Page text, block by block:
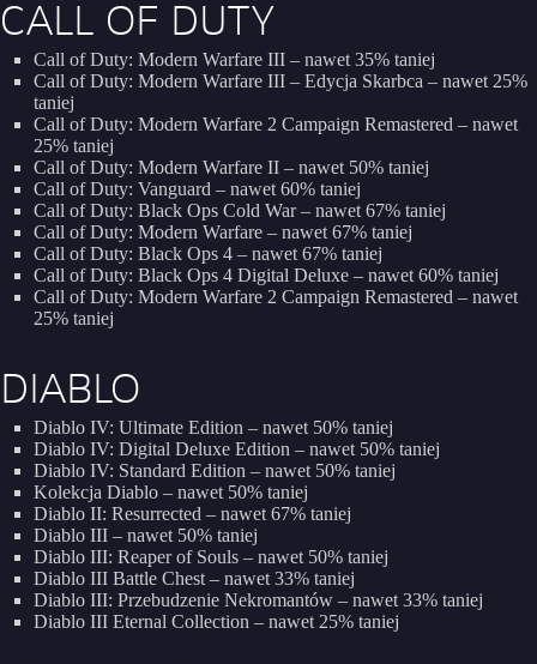
CALL OF DUTY
Call of Duty: Modern Warfare III – nawet 35% taniej
Call of Duty: Modern Warfare III – Edycja Skarbca – nawet 25%
taniej
Call of Duty: Modern Warfare 2 Campaign Remastered – nawet
25% taniej
Call of Duty: Modern Warfare II – nawet 50% taniej
Call of Duty: Vanguard – nawet 60% taniej
Call of Duty: Black Ops Cold War – nawet 67% taniej
Call of Duty: Modern Warfare – nawet 67% taniej
Call of Duty: Black Ops 4 – nawet 67% taniej
Call of Duty: Black Ops 4 Digital Deluxe – nawet 60% taniej
Call of Duty: Modern Warfare 2 Campaign Remastered – nawet
25% taniej
DIABLO
Diablo IV: Ultimate Edition – nawet 50% taniej
Diablo IV: Digital Deluxe Edition – nawet 50% taniej
Diablo IV: Standard Edition – nawet 50% taniej
Kolekcja Diablo – nawet 50% taniej
Diablo II: Resurrected – nawet 67% taniej
Diablo III – nawet 50% taniej
Diablo III: Reaper of Souls – nawet 50% taniej
Diablo III Battle Chest – nawet 33% taniej
Diablo III: Przebudzenie Nekromantów – nawet 33% taniej
Diablo III Eternal Collection – nawet 25% taniej